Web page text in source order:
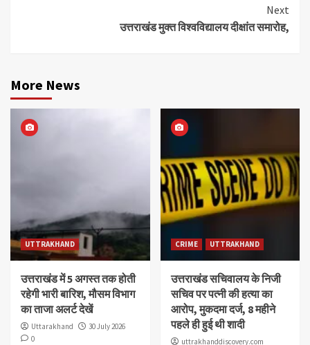
Next
उत्तराखंड मुक्त विश्वविद्यालय दीक्षांत समारोह,
More News
UTTRAKHAND
उत्तराखंड में 5 अगस्त तक होती
रहेगी भारी बारिश, मौसम विभाग
का ताजा अलर्ट देखें
Uttarakhand
30 July 2026
0
CRIME UTTRAKHAND
उत्तराखंड सचिवालय के निजी
सचिव पर पत्नी की हत्या का
आरोप, मुकदमा दर्ज, 8 महीने
पहले ही हुई थी शादी
uttrakhanddiscovery.com